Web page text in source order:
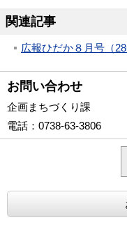
関連記事
広報ひだか８月号（
お問い合わせ
企画まちづくり課
電話 ：0738-63-3806